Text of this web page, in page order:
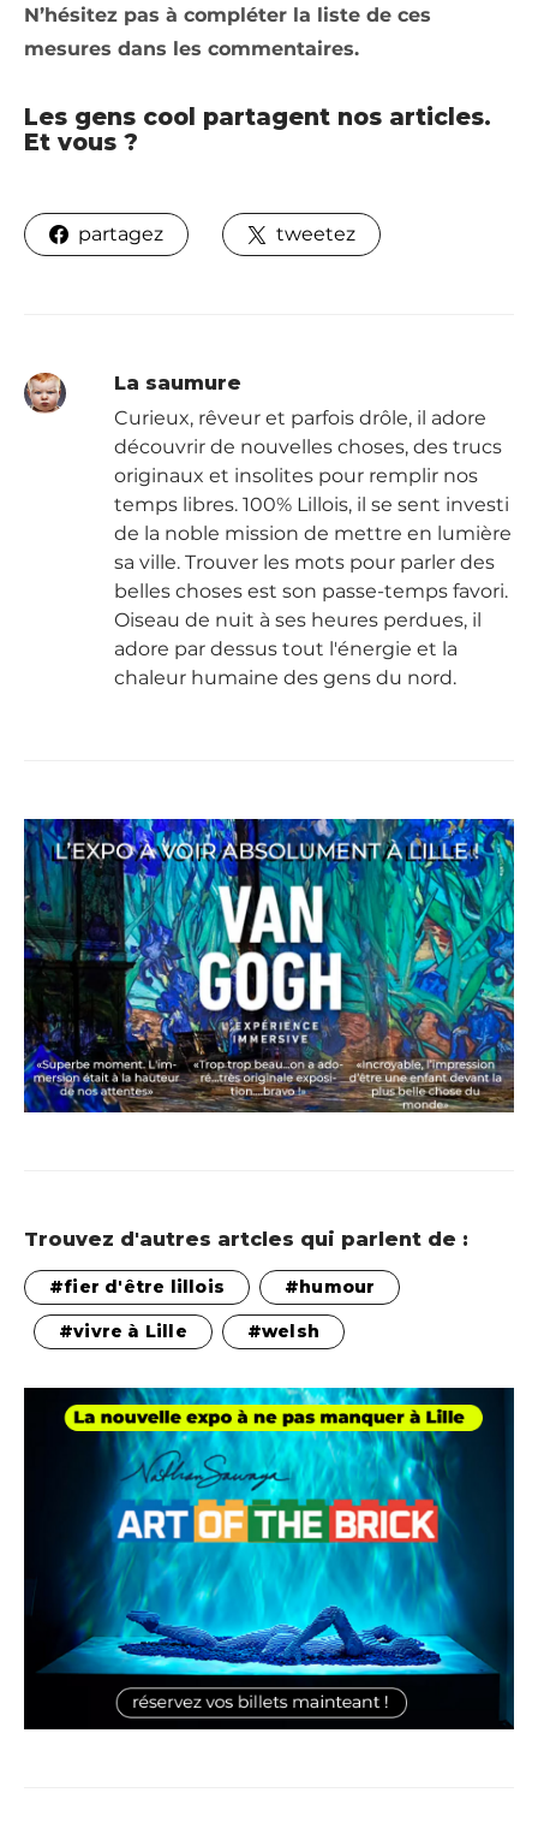
N’hésitez pas à compléter la liste de ces
mesures dans les commentaires.
Les gens cool partagent nos articles.
Et vous ?
partagez tweetez
La saumure
Curieux, rêveur et parfois drôle, il adore
découvrir de nouvelles choses, des trucs
originaux et insolites pour remplir nos
temps libres. 100% Lillois, il se sent investi
de la noble mission de mettre en lumière
sa ville. Trouver les mots pour parler des
belles choses est son passe-temps favori.
Oiseau de nuit à ses heures perdues, il
adore par dessus tout l'énergie et la
chaleur humaine des gens du nord.
Trouvez d'autres artcles qui parlent de :
fier d'être lillois humour
vivre à Lille welsh